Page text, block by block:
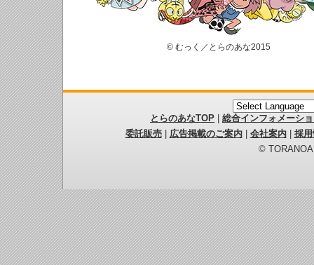
© むっく／とらのあな2015
とらのあなTOP
総合インフォメーシ
委託販売| 広告掲載のご案内| 会社案内| 採
©